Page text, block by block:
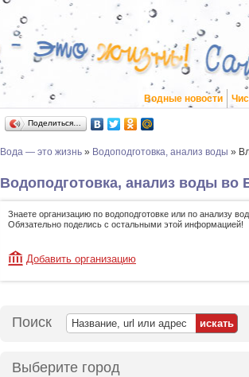
Водные новости
Поделиться…
Вода — это жизнь » Водоподготовка, анализ воды »
Водоподготовка, анализ воды во
Знаете организацию по водоподготовке или по анализу
Обязательно поделись с остальными этой информацией!
Добавить организацию
Поиск
Выберите город